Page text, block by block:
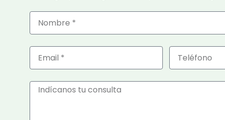
Nombre
Email Telefono
Mensaje